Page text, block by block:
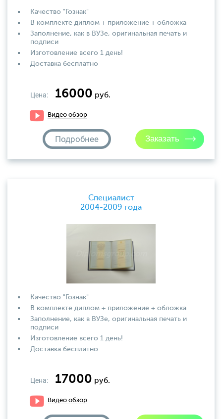
Качество "Гознак"
В комплекте диплом + приложение + обложка
Заполнение, как в ВУЗе, оригинальная печать и
подписи
Изготовление всего 1 день!
Доставка бесплатно
Цена: 16000 руб.
Видео обзор
Подробнее
Специалист
2004-2009 года
Качество "Гознак"
В комплекте диплом + приложение + обложка
Заполнение, как в ВУЗе, оригинальная печать и
подписи
Изготовление всего 1 день!
Доставка бесплатно
Цена: 17000 руб.
Видео обзор